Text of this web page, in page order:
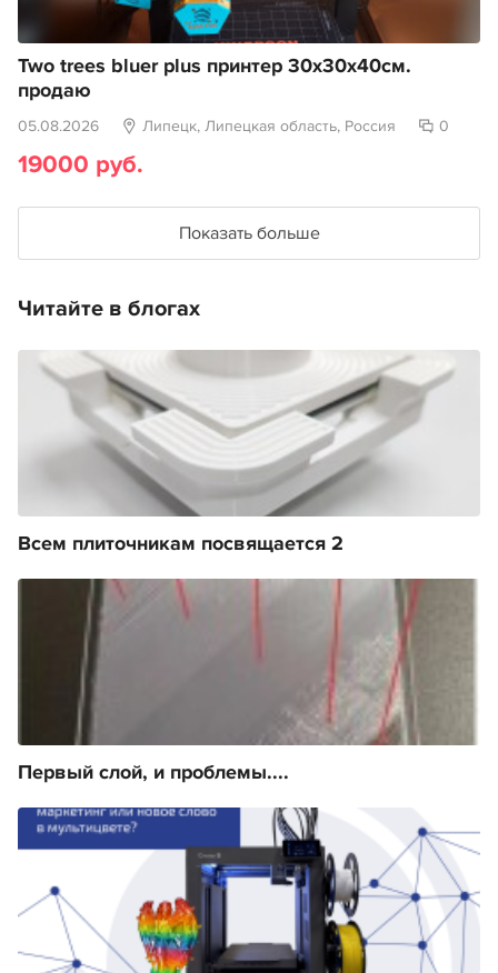
Two trees bluer plus принтер 30х30х40см.
продаю
05.08.2026 Липецк, Липецкая область, Россия 0
19000 руб.
Показать больше
Читайте в блогах
Всем плиточникам посвящается 2
Первый слой, и проблемы....